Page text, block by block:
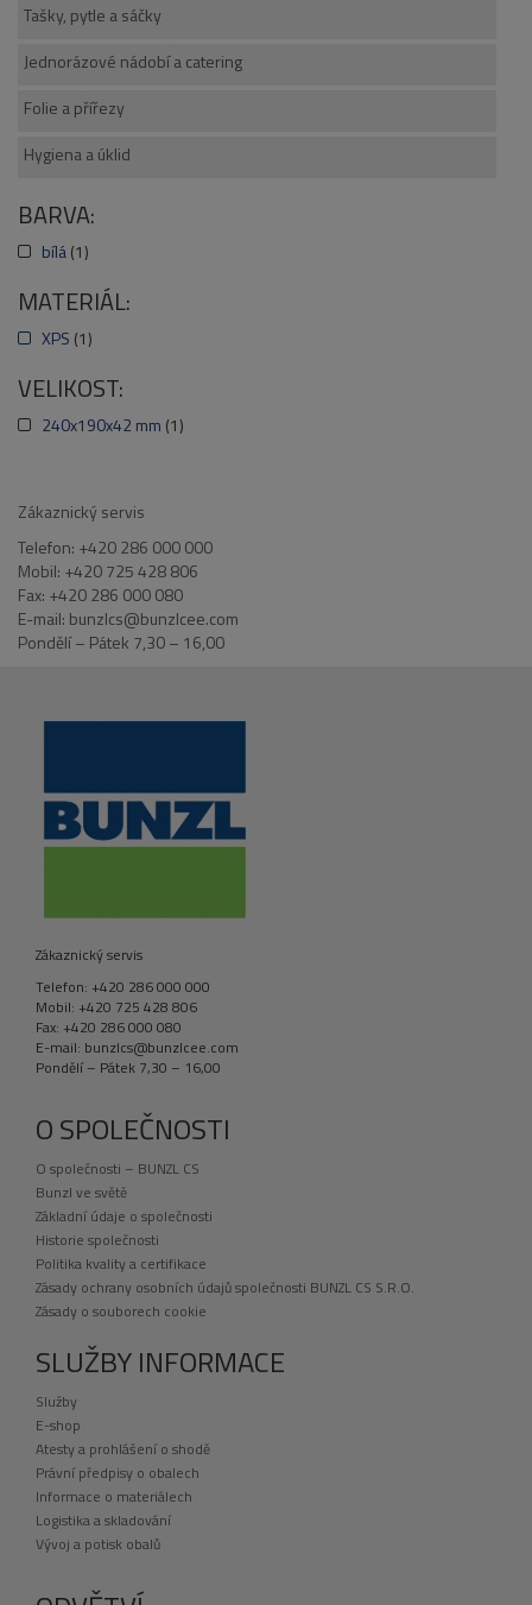
Tašky, pytle a sáčky
Jednorázové nádobí a catering
Folie a přířezy
Hygiena a úklid
BARVA:
bílá (1)
MATERIÁL:
XPS (1)
VELIKOST:
240x190x42 mm (1)
Zákaznický servis
Telefon: +420 286 000 000
Mobil: +420 725 428 806
Fax: +420 286 000 080
E-mail: bunzlcs@bunzlcee.com
Pondělí – Pátek 7,30 – 16,00
Zákaznický servis
Telefon: +420 286 000 000
Mobil: +420 725 428 806
Fax: +420 286 000 080
E-mail: bunzlcs@bunzlcee.com
Pondělí – Pátek 7,30 – 16,00
O SPOLEČNOSTI
O společnosti – BUNZL CS
Bunzl ve světě
Základní údaje o společnosti
Historie společnosti
Politika kvality a certifikace
Zásady ochrany osobních údajů společnosti BUNZL CS S.R.O.
Zásady o souborech cookie
SLUŽBY INFORMACE
Služby
E-shop
Atesty a prohlášení o shodě
Právní předpisy o obalech
Informace o materiálech
Logistika a skladování
Vývoj a potisk obalů